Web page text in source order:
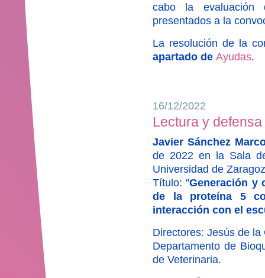
cabo la evaluación
presentados a la
La resolución de la
apartado de Ayudas.
16/12/2022
Lectura y
Javier Sánchez
de 2022 en la Sala
Universidad de
Título: "Generación y
de la proteína 5
interacción con el
Directores: Jesús de
Departamento de
de Veterinaria.